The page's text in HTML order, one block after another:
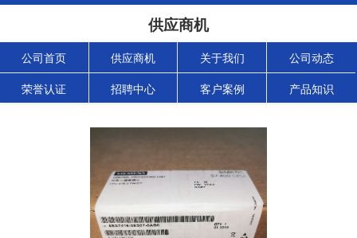
供应商机
公司首页 供应商机 关于我们 公司动态
荣誉认证 招聘中心 客户案例 产品知识